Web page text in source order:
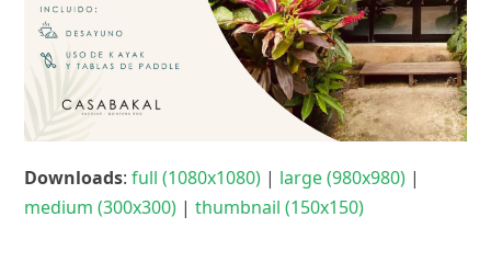
Downloads:full (1080x1080) | large (980x980) |
medium (300x300) |thumbnail (150x150)